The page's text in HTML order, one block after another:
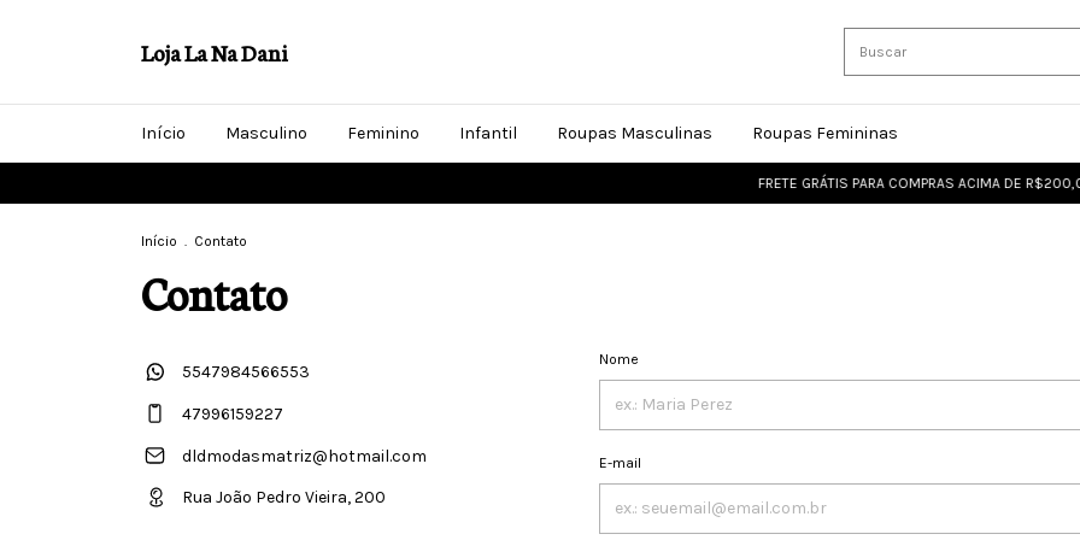
Loja La Na Dani
Início Masculino Feminino Infantil Roupas Masculinas Roupas Femininas
FRETE GRÁTIS PARA COMPRAS ACIMA DE
Início . Contato
Contato
5547984566553
47996159227
dldmodasmatriz@hotmail.com
Rua João Pedro Vieira, 200
Nome
E-mail